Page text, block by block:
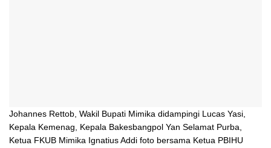
Johannes Rettob, Wakil Bupati Mimika didampingi Lucas Yasi,
Kepala Kemenag, Kepala Bakesbangpol Yan Selamat Purba,
Ketua FKUB Mimika Ignatius Addi foto bersama Ketua PBIHU